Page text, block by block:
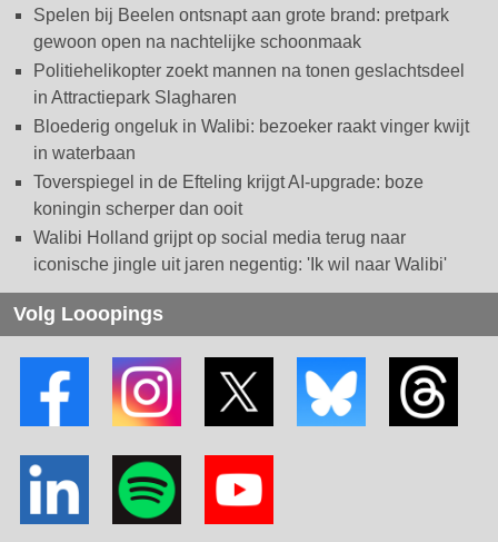
Spelen bij Beelen ontsnapt aan grote brand: pretpark
gewoon open na nachtelijke schoonmaak
Politiehelikopter zoekt mannen na tonen geslachtsdeel
in Attractiepark Slagharen
Bloederig ongeluk in Walibi: bezoeker raakt vinger kwijt
in waterbaan
Toverspiegel in de Efteling krijgt AI-upgrade: boze
koningin scherper dan ooit
Walibi Holland grijpt op social media terug naar
iconische jingle uit jaren negentig: 'Ik wil naar Walibi'
Volg Looopings